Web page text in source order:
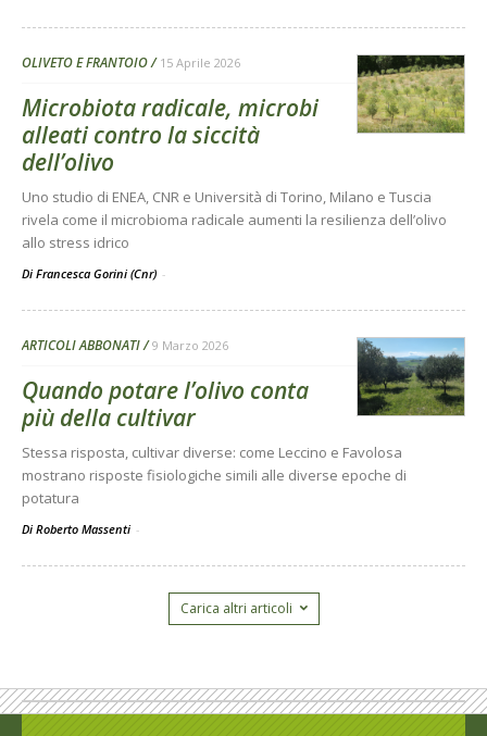
OLIVETO E FRANTOIO 15 Aprile 2026
Microbiota radicale, microbi
alleati contro la siccità
dell’olivo
Uno studio di ENEA, CNR e Università di Torino, Milano e Tuscia
rivela come il microbioma radicale aumenti la resilienza dell’olivo
allo stress idrico
Di Francesca Gorini (Cnr) -
ARTICOLI ABBONATI 9 Marzo 2026
Quando potare l’olivo conta
più della cultivar
Stessa risposta, cultivar diverse: come Leccino e Favolosa
mostrano risposte fisiologiche simili alle diverse epoche di
potatura
Di Roberto Massenti -
Carica altri articoli